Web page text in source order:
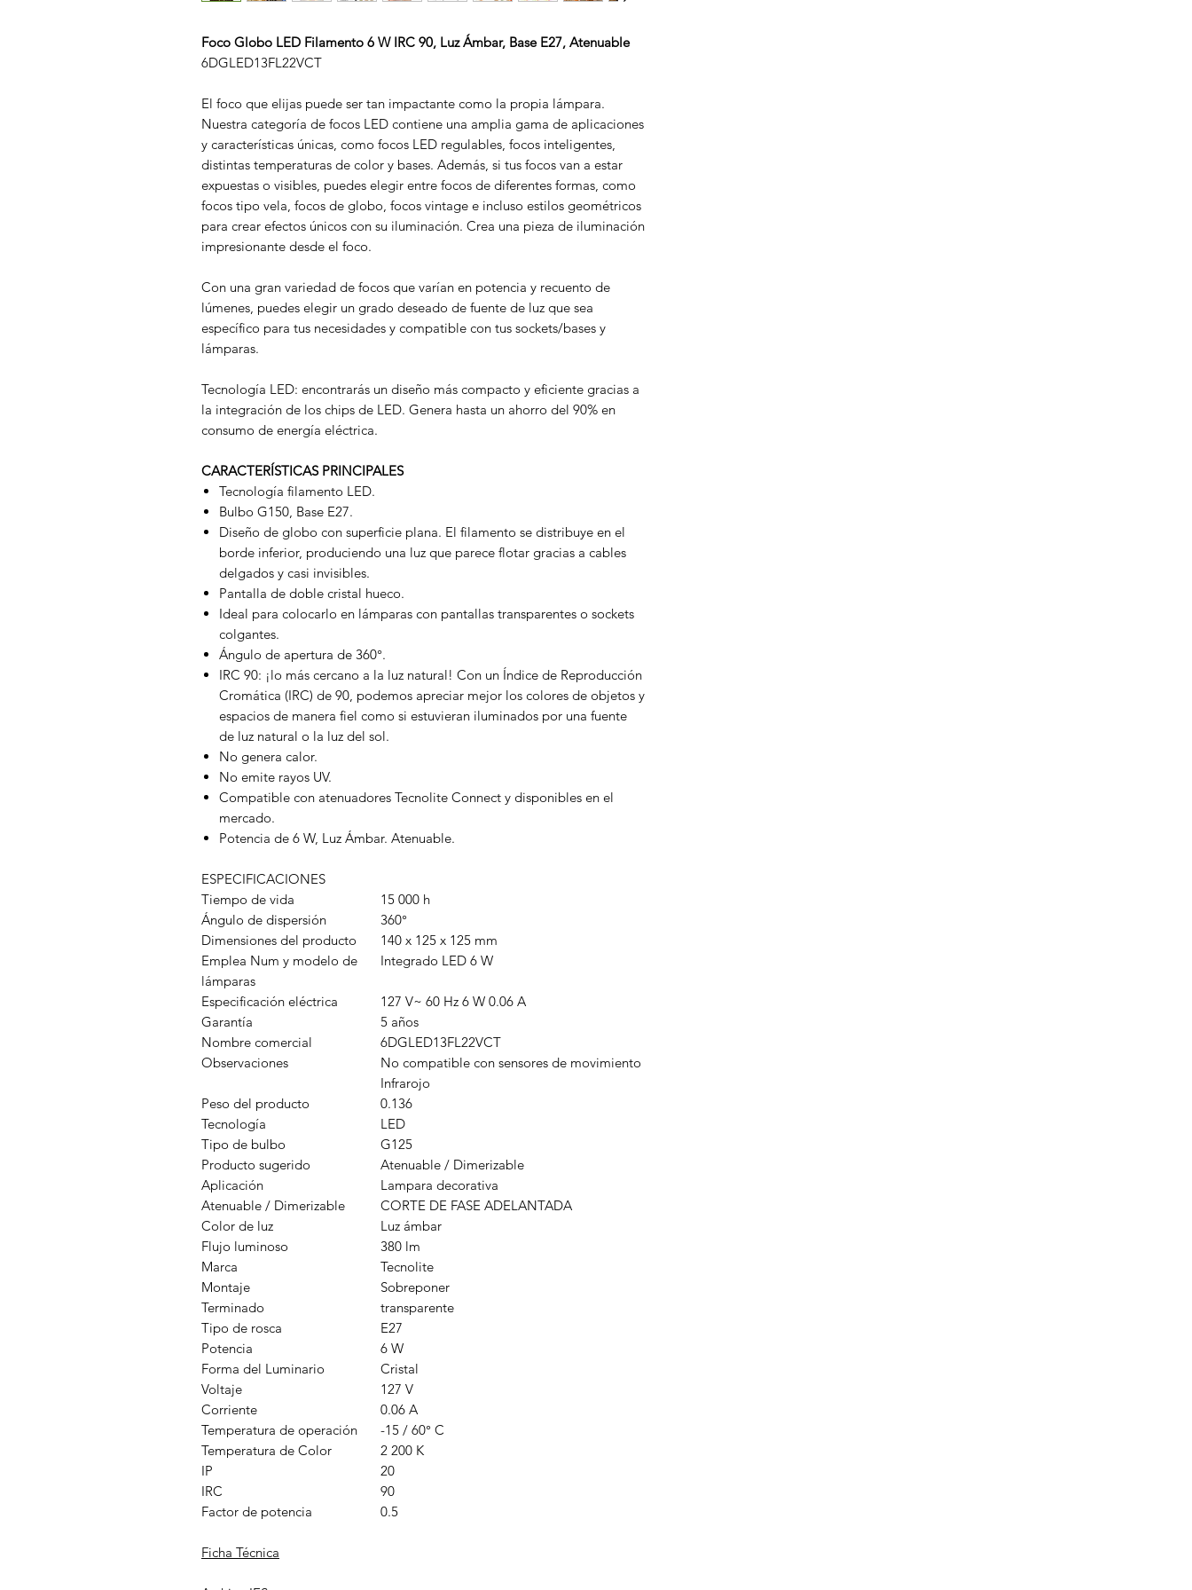
Foco Globo LED Filamento 6 W IRC 90, Luz Ámbar, Base E27, Atenuable
6DGLED13FL22VCT
El foco que elijas puede ser tan impactante como la propia lámpara.
Nuestra categoría de focos LED contiene una amplia gama de aplicaciones
y características únicas, como focos LED regulables, focos inteligentes,
distintas temperaturas de color y bases. Además, si tus focos van a estar
expuestas o visibles, puedes elegir entre focos de diferentes formas, como
focos tipo vela, focos de globo, focos vintage e incluso estilos geométricos
para crear efectos únicos con su iluminación. Crea una pieza de iluminación
impresionante desde el foco.
Con una gran variedad de focos que varían en potencia y recuento de
lúmenes, puedes elegir un grado deseado de fuente de luz que sea
específico para tus necesidades y compatible con tus sockets/bases y
lámparas.
Tecnología LED: encontrarás un diseño más compacto y eficiente gracias a
la integración de los chips de LED. Genera hasta un ahorro del 90% en
consumo de energía eléctrica.
CARACTERÍSTICAS PRINCIPALES
Tecnología filamento LED.
Bulbo G150, Base E27.
Diseño de globo con superficie plana. El filamento se distribuye en el
borde inferior, produciendo una luz que parece flotar gracias a cables
delgados y casi invisibles.
Pantalla de doble cristal hueco.
Ideal para colocarlo en lámparas con pantallas transparentes o sockets
colgantes.
Ángulo de apertura de 360°.
IRC 90: ¡lo más cercano a la luz natural! Con un Índice de Reproducción
Cromática (IRC) de 90, podemos apreciar mejor los colores de objetos y
espacios de manera fiel como si estuvieran iluminados por una fuente
de luz natural o la luz del sol.
No genera calor.
No emite rayos UV.
Compatible con atenuadores Tecnolite Connect y disponibles en el
mercado.
Potencia de 6 W, Luz Ámbar. Atenuable.
ESPECIFICACIONES
Tiempo de vida
15 000 h
Ángulo de dispersión
360°
Dimensiones del producto
140 x 125 x 125 mm
Emplea Num y modelo de
lámparas
Integrado LED 6 W
Especificación eléctrica
127 V~ 60 Hz 6 W 0.06 A
Garantía
5 años
Nombre comercial
6DGLED13FL22VCT
Observaciones
No compatible con sensores de movimiento
Infrarojo
Peso del producto
0.136
Tecnología
LED
Tipo de bulbo
G125
Producto sugerido
Atenuable / Dimerizable
Aplicación
Lampara decorativa
Atenuable / Dimerizable
CORTE DE FASE ADELANTADA
Color de luz
Luz ámbar
Flujo luminoso
380 lm
Marca
Tecnolite
Montaje
Sobreponer
Terminado
transparente
Tipo de rosca
E27
Potencia
6 W
Forma del Luminario
Cristal
Voltaje
127 V
Corriente
0.06 A
Temperatura de operación
-15 / 60° C
Temperatura de Color
2 200 K
IP
20
IRC
90
Factor de potencia
0.5
Ficha Técnica